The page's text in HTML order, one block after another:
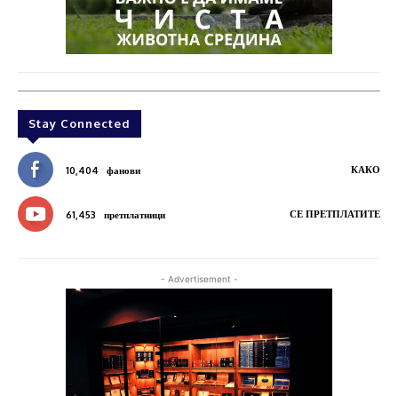
Stay Connected
10,404 фанови КАКО
61,453 претплатници СЕ ПРЕТПЛАТИТЕ
- Advertisement -